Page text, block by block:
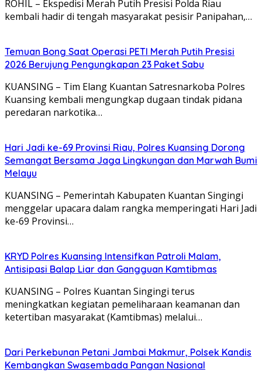
ROHIL – Ekspedisi Merah Putih Presisi Polda Riau
kembali hadir di tengah masyarakat pesisir Panipahan,…
Temuan Bong Saat Operasi PETI Merah Putih Presisi
2026 Berujung Pengungkapan 23 Paket Sabu
KUANSING – Tim Elang Kuantan Satresnarkoba Polres
Kuansing kembali mengungkap dugaan tindak pidana
peredaran narkotika…
Hari Jadi ke-69 Provinsi Riau, Polres Kuansing Dorong
Semangat Bersama Jaga Lingkungan dan Marwah Bumi
Melayu
KUANSING – Pemerintah Kabupaten Kuantan Singingi
menggelar upacara dalam rangka memperingati Hari Jadi
ke-69 Provinsi…
KRYD Polres Kuansing Intensifkan Patroli Malam,
Antisipasi Balap Liar dan Gangguan Kamtibmas
KUANSING – Polres Kuantan Singingi terus
meningkatkan kegiatan pemeliharaan keamanan dan
ketertiban masyarakat (Kamtibmas) melalui…
Dari Perkebunan Petani Jambai Makmur, Polsek Kandis
Kembangkan Swasembada Pangan Nasional